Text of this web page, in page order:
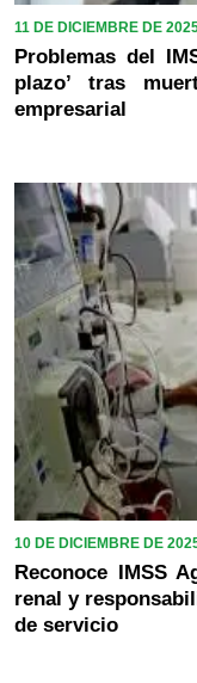
11 DE DICIEMBRE DE
Problemas del
plazo’ tras
empresarial
10 DE DICIEMBRE DE
Reconoce IMSS
renal y
de servicio